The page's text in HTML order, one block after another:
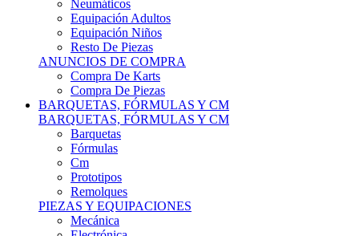
Electrónica
Chasis Y Carrocería
Suspensiones
Frenos
Llantas
Neumáticos
Resto De Piezas
ANUNCIOS DE COMPRA
Compra Vehículos
Compra De Piezas
CARCROSS Y FÓRMULAS
CARCROSS Y FORMULAS TT
Carcross
Formulas Tt Autocross
Remolques
PIEZAS Y EQUIPACIONES